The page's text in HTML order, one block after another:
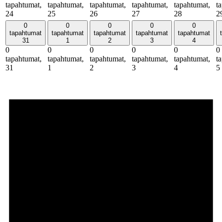
tapahtumat,
24
tapahtumat,
25
tapahtumat,
26
tapahtumat,
27
tapahtumat,
28
0
tapahtumat
31
0
tapahtumat,
31
0
tapahtumat
1
0
tapahtumat,
1
0
tapahtumat
2
0
tapahtumat,
2
0
tapahtumat
3
0
tapahtumat,
3
0
tapahtumat
4
0
tapahtumat,
4
0
5